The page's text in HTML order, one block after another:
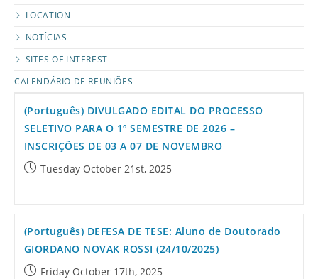
LOCATION
NOTÍCIAS
SITES OF INTEREST
CALENDÁRIO DE REUNIÕES
(Português) DIVULGADO EDITAL DO PROCESSO
SELETIVO PARA O 1º SEMESTRE DE 2026 –
INSCRIÇÕES DE 03 A 07 DE NOVEMBRO
Tuesday October 21st, 2025
(Português) DEFESA DE TESE: Aluno de Doutorado
GIORDANO NOVAK ROSSI (24/10/2025)
Friday October 17th, 2025